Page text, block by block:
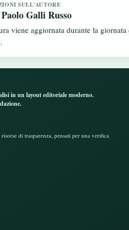
SULL'AUTORE
Galli Russo
viene aggiornata durante la
in un layout editoriale moderno.
di trasparenza, pensati per una verifica